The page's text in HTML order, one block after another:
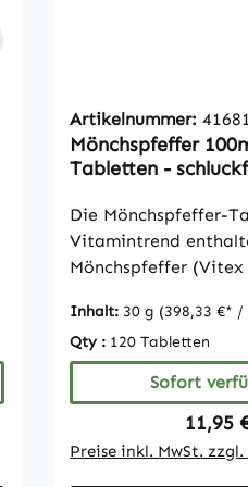
Artikelnummer:
Mönchspfeffer
Tabletten -
Die Mönchspfeffer-
Vitamintrend
Mönchspfeffer (Vitex
verarbeiteter
pflanzliche Rezeptur
sowie frei von Farb-
Zusatzstoffen. Mit
bietet die Packung
zuverlässige
Inhalt: 30 g (398,33 €* /
Qty : 120 Tabletten
Sofort
11,95
Preise inkl. MwSt.